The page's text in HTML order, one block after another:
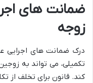
ضمانت های
زوجه
درک ضمانت های اجرایی
تکمیلی، می تواند به
کند. قانون برای تخلف از